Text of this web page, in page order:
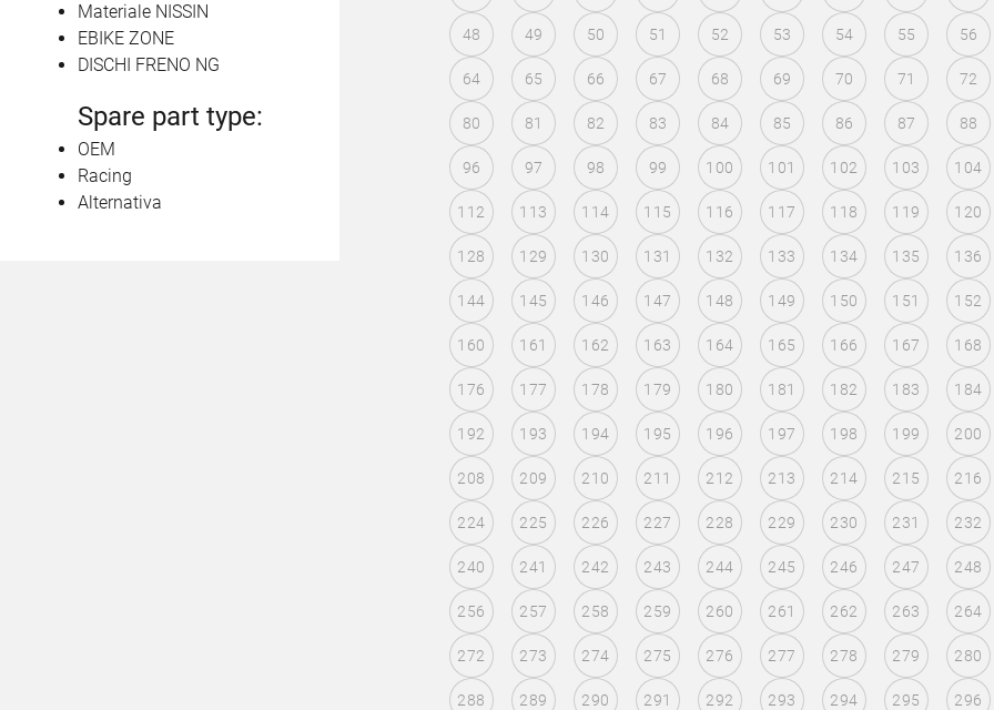
48 49 50 51 52 53 54 55 56
64 65 66 67 68 69 70 71 72
80 81 82 83 84 85 86 87 88
96 97 98 99 100 101 102 103 104
112 113 114 115 116 117 118 119 120
128 129 130 131 132 133 134 135 136
144 145 146 147 148 149 150 151 152
160 161 162 163 164 165 166 167 168
176 177 178 179 180 181 182 183 184
192 193 194 195 196 197 198 199 200
208 209 210 211 212 213 214 215 216
224 225 226 227 228 229 230 231 232
240 241 242 243 244 245 246 247 248
256 257 258 259 260 261 262 263 264
272 273 274 275 276 277 278 279 280
288 289 290 291 292 293 294 295 296
Materiale NISSIN
EBIKE ZONE
DISCHI FRENO NG
Spare part type:
OEM
Racing
Alternativa